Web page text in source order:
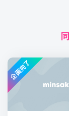
企画完了